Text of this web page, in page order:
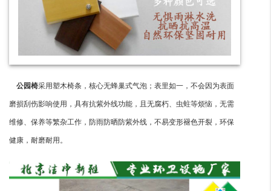
公园椅采用塑木椅条，核心无蜂巢式气泡；表里如一，不会因为表面
磨损刮伤影响使用，具有抗紫外线功能，且无腐朽、虫蛀等烦恼，无需
维修、保养等繁杂工作，防雨防晒防紫外线，不易变形褪色开裂，环保
健康，耐磨耐用。